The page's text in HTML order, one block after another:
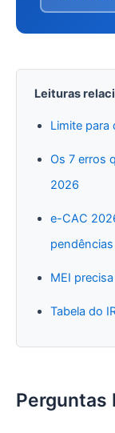
Leituras
Limite para
Os 7 erros
2026
e-CAC
pendências
MEI
Tabela do
Perguntas